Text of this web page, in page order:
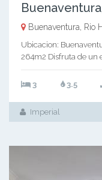
Buenaventura, Rio
Ubicacion:
264m2 Disfruta de un
3 3.5
Imperial